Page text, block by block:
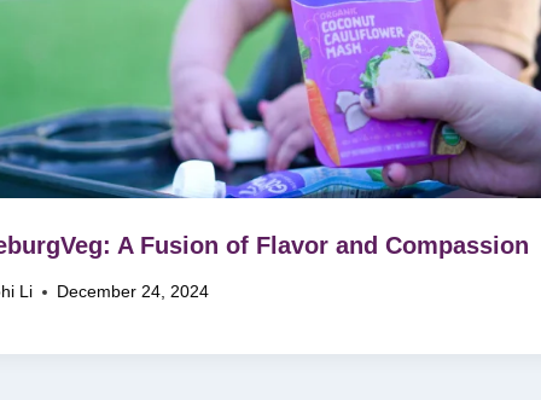
A Fusion of Flavor and Compassion
Li December 24, 2024